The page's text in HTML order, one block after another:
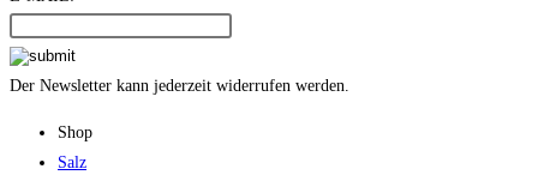
Der Newsletter kann jederzeit widerrufen werden.
Shop
Salz